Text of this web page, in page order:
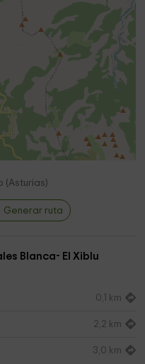
(Asturias)
Generar ruta
Blanca- El Xiblu
0,1 km
2,2 km
3,0 km